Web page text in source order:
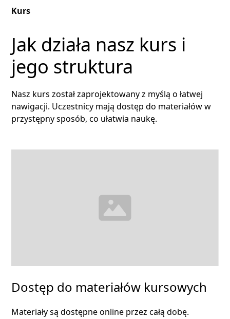
Kurs
Jak działa nasz kurs i
jego struktura
Nasz kurs został zaprojektowany z myślą o łatwej
nawigacji. Uczestnicy mają dostęp do materiałów w
przystępny sposób, co ułatwia naukę.
Dostęp do materiałów kursowych
Materiały są dostępne online przez całą dobę.